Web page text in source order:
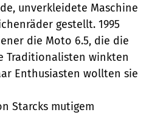
unverkleidete Maschine
gestellt. 1995
die Moto 6.5, die die
Traditionalisten winkten
Enthusiasten wollten sie
Starcks mutigem